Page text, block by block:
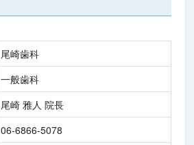
尾崎歯科
一般歯科
尾崎 雅人 院長
06-6866-5078